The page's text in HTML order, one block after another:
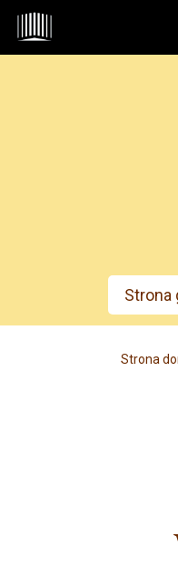
Przejdź do głównego
Przejdź do sekcji głównej
Przejdź do stopki
Admin
Main Strona
Strona